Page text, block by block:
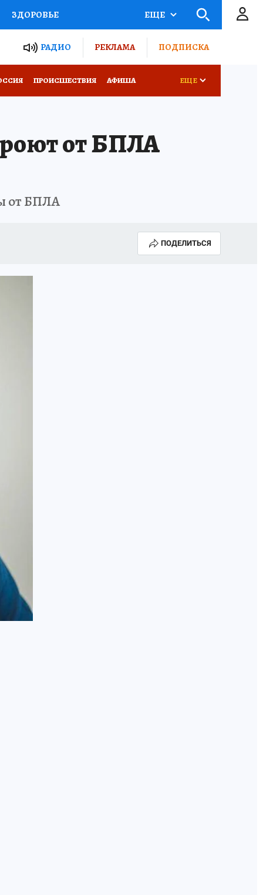
ЗДОРОВЬЕ
РОССИИ
ВСЕ О КП
ЕЩЕ
РАДИО РЕКЛАМА ПОДПИСКА
ПРОИСШЕСТВИЯ АФИША ЕЩЕ
от БПЛА
от БПЛА
ПОДЕЛИТЬСЯ